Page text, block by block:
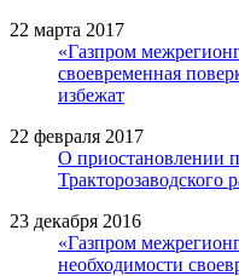
22 марта 2017
«Газпром
своевременная
избежат
22 февраля 2017
О приостановлении
Тракторозаводского
23 декабря 2016
«Газпром
необходимости